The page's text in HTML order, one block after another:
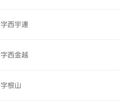
字西宇連
字西金越
字根山